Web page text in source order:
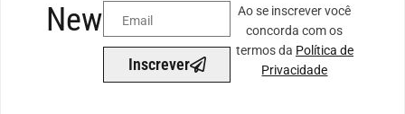
Newsletter
Inscrever
Ao se inscrever você
concorda com os
termos da Política de
Privacidade